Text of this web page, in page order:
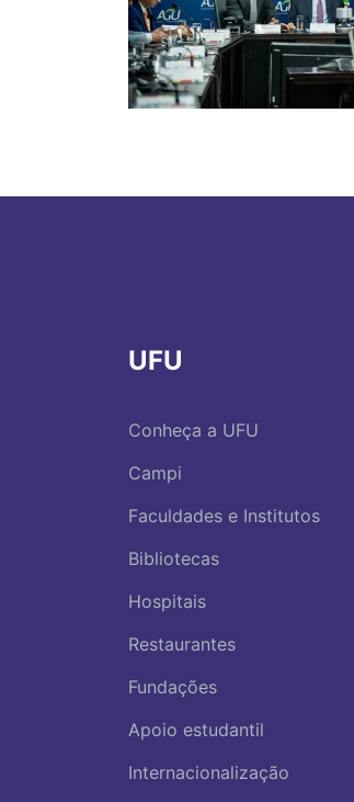
UFU
Conheça a UFU
Campi
Faculdades e Institutos
Bibliotecas
Hospitais
Restaurantes
Fundações
Apoio estudantil
Internacionalização